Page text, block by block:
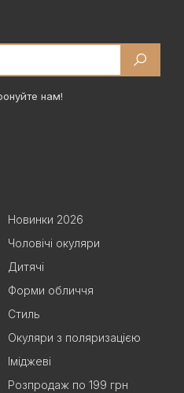
нам!
Новинки 2026
Чоловічі окуляри
Дитячі
Форми обличчя
Стиль
Окуляри з поляризацією
Іміджеві
Розпродаж по 199 грн